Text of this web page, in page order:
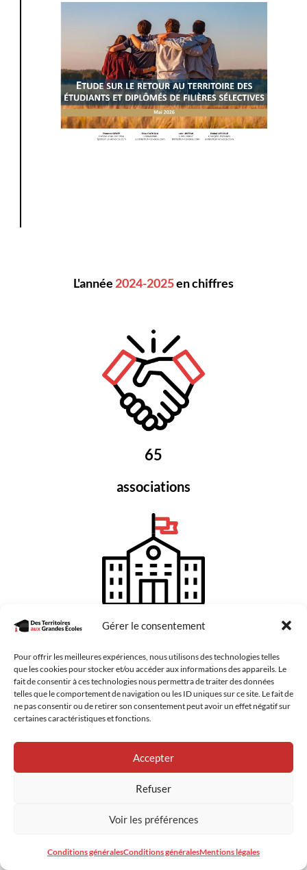
Gérer le consentement
Pour offrir les meilleures expériences, nous utilisons des technologies telles
que les cookies pour stocker et/ou accéder aux informations des appareils. Le
fait de consentir à ces technologies nous permettra de traiter des données
telles que le comportement de navigation ou les ID uniques sur ce site. Le fait de
ne pas consentir ou de retirer son consentement peut avoir un effet négatif sur
certaines caractéristiques et fonctions.
Accepter
Refuser
Voir les préférences
Conditions généralesConditions généralesMentions légales
L'année 2024-2025en chiffres
65
associations
204
lycées conventionnées
+ de 19.000
lycéens sensibilisés